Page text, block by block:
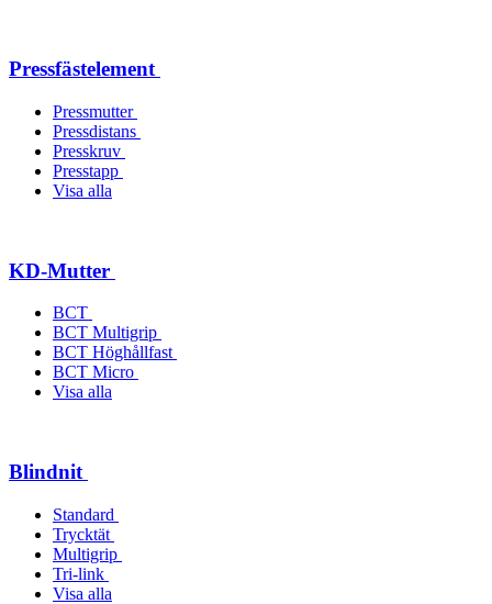
Pressfästelement
Pressmutter
Pressdistans
Presskruv
Presstapp
Visa alla
KD-Mutter
BCT
BCT Multigrip
BCT Höghållfast
BCT Micro
Visa alla
Blindnit
Standard
Trycktät
Multigrip
Tri-link
Visa alla